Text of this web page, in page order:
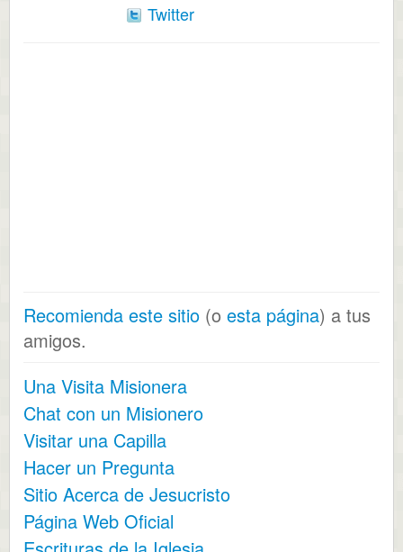
Twitter
Recomienda este sitio (o esta página) a tus
amigos.
Una Visita Misionera
Chat con un Misionero
Visitar una Capilla
Hacer un Pregunta
Sitio Acerca de Jesucristo
Página Web Oficial